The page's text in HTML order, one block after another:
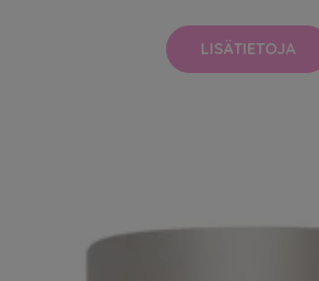
LISÄTIETOJA